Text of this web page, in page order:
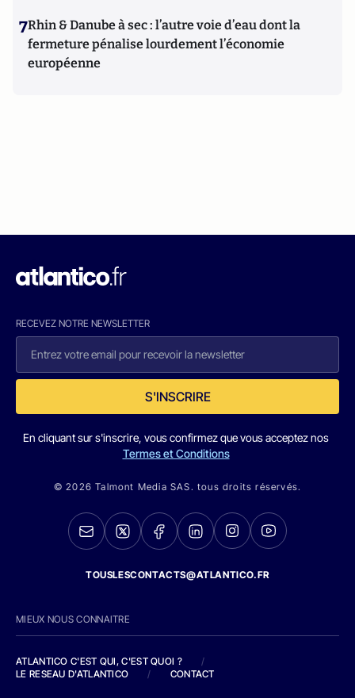
7Rhin & Danube à sec : l’autre voie d’eau dont la
fermeture pénalise lourdement l’économie
européenne
RECEVEZ NOTRE NEWSLETTER
S'INSCRIRE
En cliquant sur s'inscrire, vous confirmez que vous acceptez nos
Termes et Conditions
© 2026 Talmont Media SAS. tous droits réservés.
TOUSLESCONTACTS@ATLANTICO.FR
MIEUX NOUS CONNAITRE
ATLANTICO C'EST QUI, C'EST QUOI ?
/
LE RESEAU D'ATLANTICO
/ CONTACT